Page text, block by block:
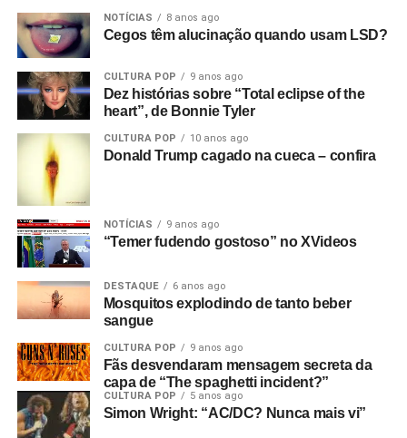
NOTÍCIAS 8 anos ago
Cegos têm alucinação quando usam LSD?
CULTURA POP 9 anos ago
Dez histórias sobre “Total eclipse of the
heart”, de Bonnie Tyler
CULTURA POP 10 anos ago
Donald Trump cagado na cueca – confira
NOTÍCIAS 9 anos ago
“Temer fudendo gostoso” no XVideos
DESTAQUE 6 anos ago
Mosquitos explodindo de tanto beber
sangue
CULTURA POP 9 anos ago
Fãs desvendaram mensagem secreta da
capa de “The spaghetti incident?”
CULTURA POP 5 anos ago
Simon Wright: “AC/DC? Nunca mais vi”